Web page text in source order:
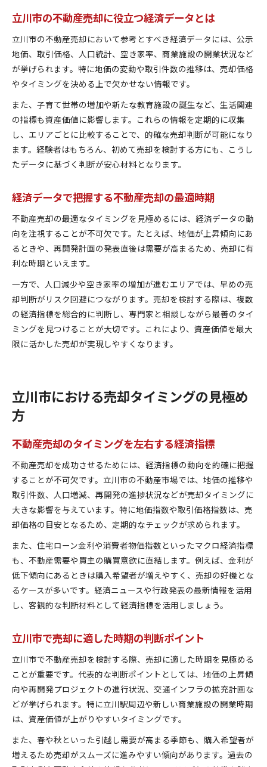
立川市の不動産売却に役立つ経済データとは
立川市の不動産売却において参考とすべき経済データには、公示
地価、取引価格、人口統計、空き家率、商業施設の開業状況など
が挙げられます。特に地価の変動や取引件数の推移は、売却価格
やタイミングを決める上で欠かせない情報です。
また、子育て世帯の増加や新たな教育施設の誕生など、生活関連
の指標も資産価値に影響します。これらの情報を定期的に収集
し、エリアごとに比較することで、的確な売却判断が可能になり
ます。経験者はもちろん、初めて売却を検討する方にも、こうし
たデータに基づく判断が安心材料となります。
経済データで把握する不動産売却の最適時期
不動産売却の最適なタイミングを見極めるには、経済データの動
向を注視することが不可欠です。たとえば、地価が上昇傾向にあ
るときや、再開発計画の発表直後は需要が高まるため、売却に有
利な時期といえます。
一方で、人口減少や空き家率の増加が進むエリアでは、早めの売
却判断がリスク回避につながります。売却を検討する際は、複数
の経済指標を総合的に判断し、専門家と相談しながら最善のタイ
ミングを見つけることが大切です。これにより、資産価値を最大
限に活かした売却が実現しやすくなります。
立川市における売却タイミングの見極め
方
不動産売却のタイミングを左右する経済指標
不動産売却を成功させるためには、経済指標の動向を的確に把握
することが不可欠です。立川市の不動産市場では、地価の推移や
取引件数、人口増減、再開発の進捗状況などが売却タイミングに
大きな影響を与えています。特に地価指数や取引価格指数は、売
却価格の目安となるため、定期的なチェックが求められます。
また、住宅ローン金利や消費者物価指数といったマクロ経済指標
も、不動産需要や買主の購買意欲に直結します。例えば、金利が
低下傾向にあるときは購入希望者が増えやすく、売却の好機とな
るケースが多いです。経済ニュースや行政発表の最新情報を活用
し、客観的な判断材料として経済指標を活用しましょう。
立川市で売却に適した時期の判断ポイント
立川市で不動産売却を検討する際、売却に適した時期を見極める
ことが重要です。代表的な判断ポイントとしては、地価の上昇傾
向や再開発プロジェクトの進行状況、交通インフラの拡充計画な
どが挙げられます。特に立川駅周辺や新しい商業施設の開業時期
は、資産価値が上がりやすいタイミングです。
また、春や秋といった引越し需要が高まる季節も、購入希望者が
増えるため売却がスムーズに進みやすい傾向があります。過去の